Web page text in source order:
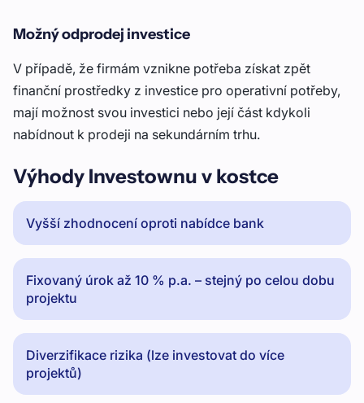
Možný odprodej investice
V případě, že firmám vznikne potřeba získat zpět
finanční prostředky z investice pro operativní potřeby,
mají možnost svou investici nebo její část kdykoli
nabídnout k prodeji na sekundárním trhu.
Výhody Investownu v kostce
Vyšší zhodnocení oproti nabídce bank
Fixovaný úrok až 10 % p.a. – stejný po celou dobu
projektu
Diverzifikace rizika (lze investovat do více
projektů)